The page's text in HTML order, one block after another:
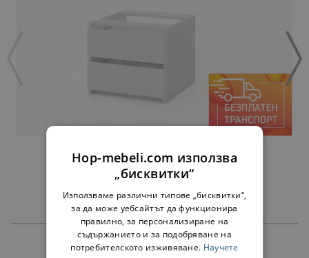
ЧЕКМЕДЖЕТА АЛФА БЯЛО - ЗА 60 СМ
45,00 €
ПРОДУКТИ
Hop-mebeli.com използва
„бисквитки“
Използваме различни типове „бисквитки“,
за да може уебсайтът да функционира
правилно, за персонализиране на
съдържанието и за подобряване на
потребителското изживяване. Научете